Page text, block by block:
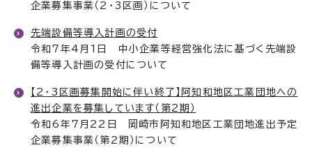
企業募集事業（2・3区画）について
先端設備等導入計画の受付
令和7年4月1日 中小企業等経営強化法に基づく先端設
備等導入計画の受付について
【2・3区画募集開始に伴い終了】阿知和地区工業団地への
進出企業を募集しています（第2期）
令和6年7月22日 岡崎市阿知和地区工業団地進出予定
企業募集事業（第2期）について